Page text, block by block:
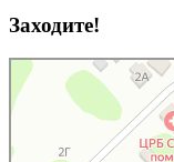
Заходите!